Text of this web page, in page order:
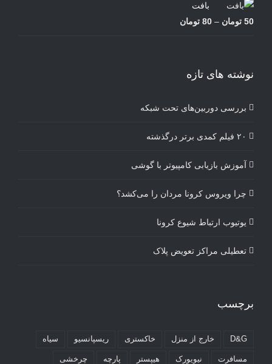
بافت
50 تومان –
80 تومان
نوشته های تازه
بررسی دوربین‌های تحت شبکه
۲۰ فیلم کمدی برتر درگذشته
آموزش بازیابی کامپیوتر با گوشی
چرا ویروس کرونا مردان را می‌کشد؟
یوتیوب ارتباط شیوع کرونا
تعطیلی مراکز تعویض پلاک
برچسب
D&G خارج از منزل خاکستری ریسپانسیو سیاه
مسافرت نیویورک هیپستر پارچه چرخشی